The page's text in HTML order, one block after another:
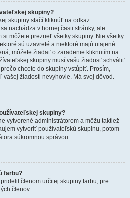
skupiny?
skupiny stačí kliknúť na odkaz
nachádza v hornej časti stránky, ale
môžete prezrieť všetky skupiny. Nie všetky
sú uzavreté a niektoré majú utajené
môžete žiadať o zaradenie kliknutím na
skupiny musí vašu žiadosť schváliť
chcete do skupiny vstúpiť. Prosím,
žiadosti nevyhovie. Má svoj dôvod.
skupiny?
vytvorené administrátorom a môžu taktiež
vytvoriť používateľskú skupinu, potom
súkromnou správou.
farbu?
členom určitej skupiny farbu, pre
členov.